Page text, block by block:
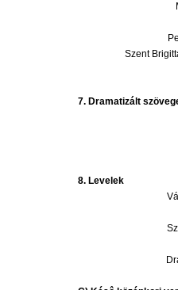
Szent
7. Dramatizált
8. Levelek